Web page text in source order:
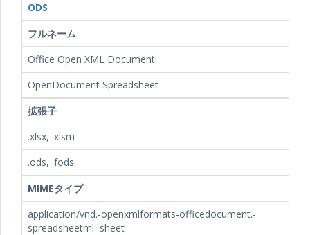
ODS
フルネーム
Office Open XML Document
OpenDocument Spreadsheet
拡張子
.xlsx, .xlsm
.ods, .fods
MIMEタイプ
application/vnd.-openxmlformats-officedocument.-
spreadsheetml.-sheet